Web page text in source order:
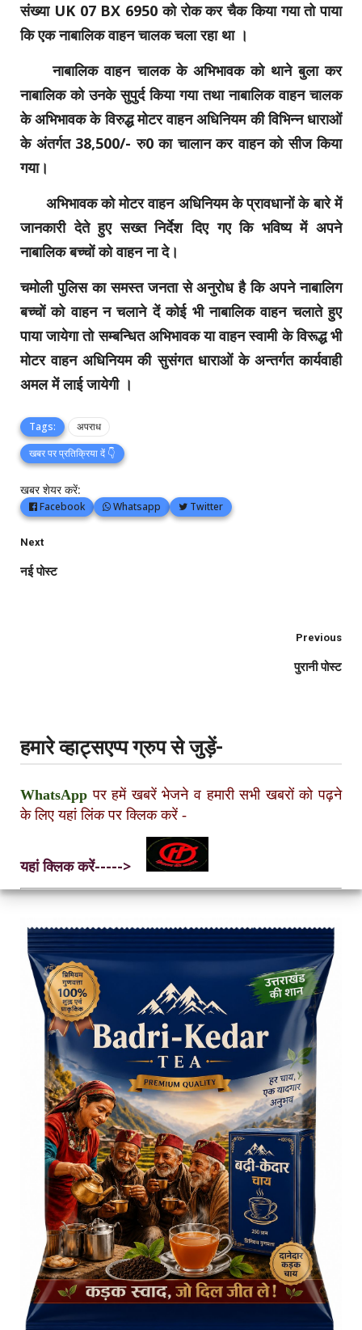
संख्या UK 07 BX 6950 को रोक कर चैक किया गया तो पाया
कि एक नाबालिक वाहन चालक चला रहा था ।
नाबालिक वाहन चालक के अभिभावक को थाने बुला कर
नाबालिक को उनके सुपुर्द किया गया तथा नाबालिक वाहन चालक
के अभिभावक के विरुद्ध मोटर वाहन अधिनियम की विभिन्न धाराओं
के अंतर्गत 38,500/- रु0 का चालान कर वाहन को सीज किया
गया।
अभिभावक को मोटर वाहन अधिनियम के प्रावधानों के बारे में
जानकारी देते हुए सख्त निर्देश दिए गए कि भविष्य में अपने
नाबालिक बच्चों को वाहन ना दे।
चमोली पुलिस का समस्त जनता से अनुरोध है कि अपने नाबालिग
बच्चों को वाहन न चलाने दें कोई भी नाबालिक वाहन चलाते हुए
पाया जायेगा तो सम्बन्धित अभिभावक या वाहन स्वामी के विरूद्ध भी
मोटर वाहन अधिनियम की सुसंगत धाराओं के अन्तर्गत कार्यवाही
अमल में लाई जायेगी ।
Tags:
अपराध
खबर पर प्रतिक्रिया दें 👇
खबर शेयर करें:
Facebook Whatsapp Twitter
Next
नई पोस्ट
Previous
पुरानी पोस्ट
हमारे व्हाट्सएप्प ग्रुप से जुड़ें-
WhatsApp पर हमें खबरें भेजने व हमारी सभी खबरों को पढ़ने
के लिए यहां लिंक पर क्लिक करें -
यहां क्लिक करें----->